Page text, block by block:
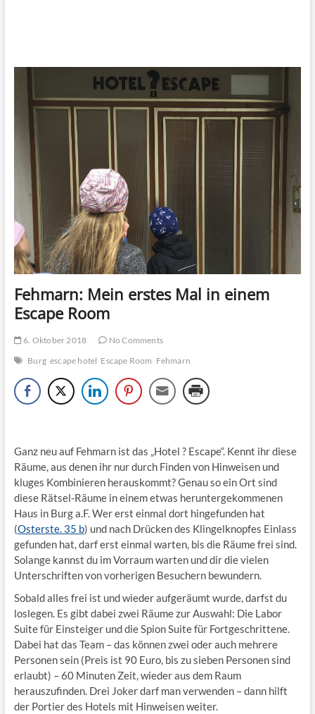
Fehmarn: Mein erstes Mal in einem
Escape Room
6. Oktober 2018
No Comments
Burg escape hotel Escape Room Fehmarn
Ganz neu auf Fehmarn ist das „Hotel ? Escape“. Kennt ihr diese
Räume, aus denen ihr nur durch Finden von Hinweisen und
kluges Kombinieren herauskommt? Genau so ein Ort sind
diese Rätsel-Räume in einem etwas heruntergekommenen
Haus in Burg a.F. Wer erst einmal dort hingefunden hat
(Osterste. 35 b) und nach Drücken des Klingelknopfes Einlass
gefunden hat, darf erst einmal warten, bis die Räume frei sind.
Solange kannst du im Vorraum warten und dir die vielen
Unterschriften von vorherigen Besuchern bewundern.
Sobald alles frei ist und wieder aufgeräumt wurde, darfst du
loslegen. Es gibt dabei zwei Räume zur Auswahl: Die Labor
Suite für Einsteiger und die Spion Suite für Fortgeschrittene.
Dabei hat das Team – das können zwei oder auch mehrere
Personen sein (Preis ist 90 Euro, bis zu sieben Personen sind
erlaubt) – 60 Minuten Zeit, wieder aus dem Raum
herauszufinden. Drei Joker darf man verwenden – dann hilft
der Portier des Hotels mit Hinweisen weiter.